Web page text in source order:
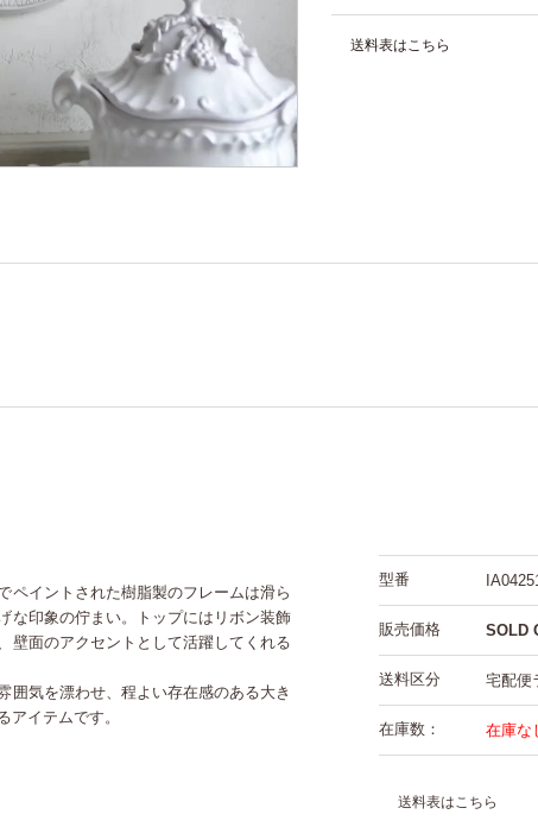
送料表はこちら
ペイントされた樹脂製のフレームは滑ら
な印象の佇まい。トップにはリボン装飾
壁面のアクセントとして活躍してくれる
囲気を漂わせ、程よい存在感のある大き
アイテムです。
型番
販売価格 SOLD
送料区分 宅配便
在庫数： 在庫な
送料表はこちら